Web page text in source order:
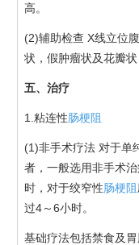
高。
(2)辅助检查 X线立位
状，假肿瘤状及花瓣状
五、治疗
1.粘连性肠梗阻
(1)非手术疗法 对于单
者，一般选用非手术
时，对于绞窄性肠梗阻
过4～6小时。
基础疗法包括禁食及